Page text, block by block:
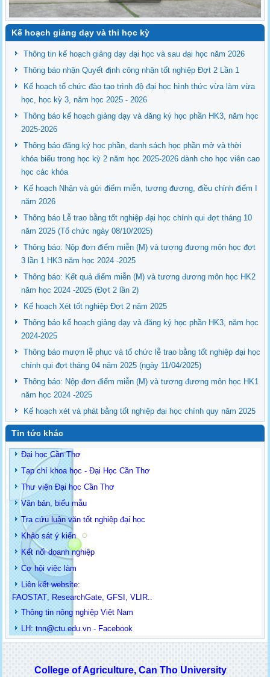
Kế hoạch giảng dạy và thi học kỳ
Thông tin kế hoạch giảng dạy đại học và sau đại học năm 2026
Thông báo nhận Quyết định công nhận tốt nghiệp Đợt 2 Lần 1
Kế hoạch tổ chức đào tạo trình độ đại học hình thức vừa làm vừa
học, học kỳ 3, năm học 2025 - 2026
Thông báo kế hoạch giảng dạy và đăng ký học phần HK3, năm học
2025-2026
Thông báo đăng ký học phần, danh sách học phần mở và thời
khóa biểu trong học kỳ 2 năm học 2025-2026 dành cho học viên cao
học các khóa
Kế hoạch Nhận và gửi điểm miễn, tương đương, điều chỉnh điểm I
năm 2026
Thông báo Lễ trao bằng tốt nghiệp đại học chính qui đợt tháng 10
năm 2025 (Tổ chức ngày 08/10/2025)
Thông báo: Nộp đơn điểm miễn (M) và tương đương môn học đợt
3 lần 1 HK3 năm học 2024 -2025
Thông báo: Kết quả điểm miễn (M) và tương đương môn học HK2
năm học 2024 -2025 (Đợt 2 lần 2)
Kế hoạch Xét tốt nghiệp Đợt 2 năm 2025
Thông báo kế hoạch giảng dạy và đăng ký học phần HK3, năm học
2024-2025
Thông báo mượn lễ phục và tổ chức lễ trao bằng tốt nghiệp đại học
chính qui đợt tháng 04 năm 2025 (ngày 11/04/2025)
Thông báo: Nộp đơn điểm miễn (M) và tương đương môn học HK1
năm học 2024 -2025
Kế hoạch xét và phát bằng tốt nghiệp đại học chính quy năm 2025
Tin tức khác
Đại học Cần Thơ
Tạp chí khoa học - Đại Học Cần Thơ
Thư viện Đại học Cần Thơ
Văn bản, biểu mẫu
Tra cứu luận văn tốt nghiệp đại học
Khảo sát ý kiến
Kết nối doanh nghiệp
Cơ hội việc làm
Liên kết website:
FAOSTAT ResearchGate ,GFSI ,VLIR
Thông tin nông nghiệp Việt Nam
LH: tnn@ctu.edu.vn - Facebook
College of Agriculture, Can Tho University